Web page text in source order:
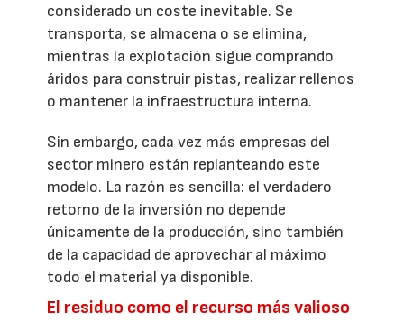
considerado un coste inevitable. Se
transporta, se almacena o se elimina,
mientras la explotación sigue comprando
áridos para construir pistas, realizar rellenos
o mantener la infraestructura interna.
Sin embargo, cada vez más empresas del
sector minero están replanteando este
modelo. La razón es sencilla: el verdadero
retorno de la inversión no depende
únicamente de la producción, sino también
de la capacidad de aprovechar al máximo
todo el material ya disponible.
El residuo como el recurso más valioso